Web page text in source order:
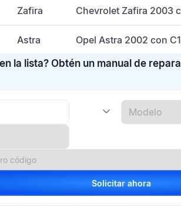
Zafira Chevrolet Zafira 2003
Astra Opel Astra 2002 con
la lista? Obtén un manual de
Solicitar ahora